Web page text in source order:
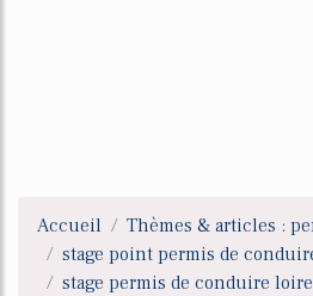
Accueil
Thèmes & articles :
stage point permis de
stage permis de conduire